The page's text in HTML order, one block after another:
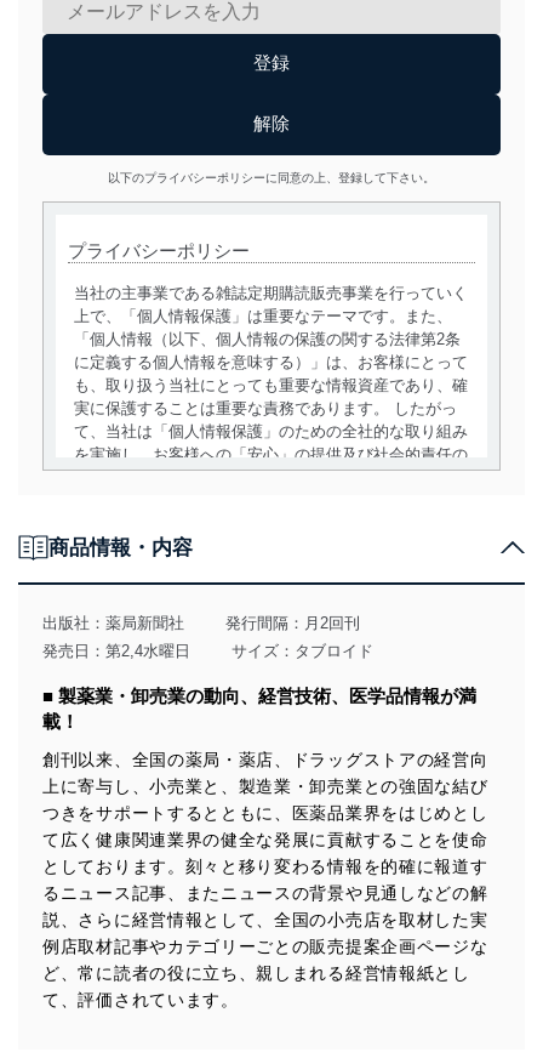
以下のプライバシーポリシーに同意の上、登録して下さい。
プライバシーポリシー
当社の主事業である雑誌定期購読販売事業を行っていく
上で、「個人情報保護」は重要なテーマです。また、
「個人情報（以下、個人情報の保護の関する法律第2条
に定義する個人情報を意味する）」は、お客様にとって
も、取り扱う当社にとっても重要な情報資産であり、確
実に保護することは重要な責務であります。 したがっ
て、当社は「個人情報保護」のための全社的な取り組み
を実施し、お客様への「安心」の提供及び社会的責任の
用目的を明確にし、本人の同意を得たうえで利用目的の
達成に必要な範囲内で適法かつ公正な手段によって取
得・利用・提供を行います。また、当社が保有している
個人情報は、同意を得ずに目的外利用、第三者への提
みを確実にするため、従業者等の教育を徹底してまいり
措置を講じます。
法令遵守
当社は、個人情報に関連する法令、国が定める指針及び
その他の規範を遵守します。また、当社の管理の仕組み
に、これらの法令及びその他の規範を常に適合させま
個人情報の安全管理措置
当社は、個人情報の正確性及び安全性を確保するため
商品情報・内容
出版社： 薬局新聞社
発行間隔：月2回刊
発売日：第2,4水曜日
サイズ：タブロイド
■ 製薬業・卸売業の動向、経営技術、医学品情報が満
載！
創刊以来、全国の薬局・薬店、ドラッグストアの経営向
上に寄与し、小売業と、製造業・卸売業との強固な結び
つきをサポートするとともに、医薬品業界をはじめとし
て広く健康関連業界の健全な発展に貢献することを使命
としております。刻々と移り変わる情報を的確に報道す
るニュース記事、またニュースの背景や見通しなどの解
説、さらに経営情報として、全国の小売店を取材した実
例店取材記事やカテゴリーごとの販売提案企画ページな
ど、常に読者の役に立ち、親しまれる経営情報紙とし
て、評価されています。